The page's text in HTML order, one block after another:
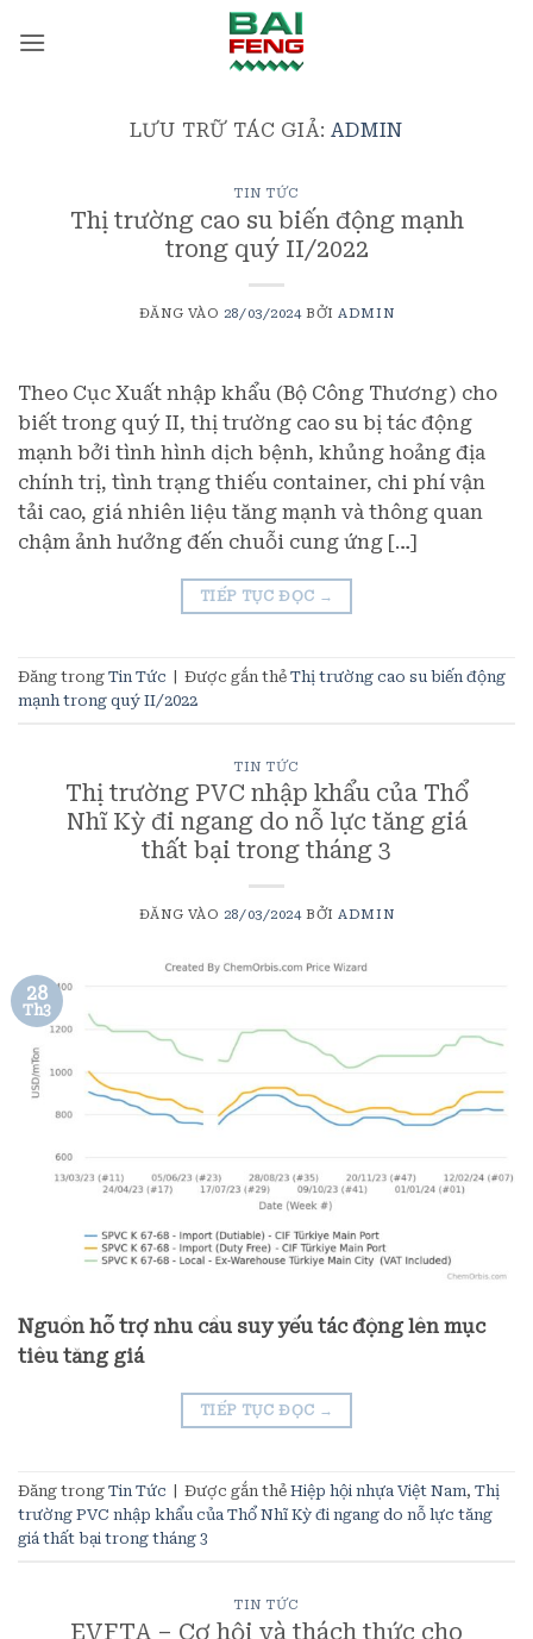
qua
LƯU TRỮ TÁC GIẢ:ADMIN
TIN TỨC
Thị trường cao su biến động mạnh
trong quý II/2022
ĐĂNG VÀO 28/03/2024 BỞI ADMIN
Theo Cục Xuất nhập khẩu (Bộ Công Thương) cho
biết trong quý II, thị trường cao su bị tác động
mạnh bởi tình hình dịch bệnh, khủng hoảng địa
chính trị, tình trạng thiếu container, chi phí vận
tải cao, giá nhiên liệu tăng mạnh và thông quan
chậm ảnh hưởng đến chuỗi cung ứng […]
TIẾP TỤC ĐỌC →
Đăng trong Tin Tức Được gắn thẻ Thị trường cao su biến động
mạnh trong quý II/2022
TIN TỨC
Thị trường PVC nhập khẩu của Thổ
Nhĩ Kỳ đi ngang do nỗ lực tăng giá
thất bại trong tháng 3
ĐĂNG VÀO 28/03/2024 BỞIADMIN
28
Th3
Nguồn hỗ trợ nhu cầu suy yếu tác động lên mục
tiêu tăng giá
TIẾP TỤC ĐỌC →
Đăng trong Tin Tức Được gắn thẻ Hiệp hội nhựa Việt Nam, Thị
trường PVC nhập khẩu của Thổ Nhĩ Kỳ đi ngang do nỗ lực tăng
giá thất bại trong tháng 3
TIN TỨC
EVFTA – Cơ hội và thách thức cho